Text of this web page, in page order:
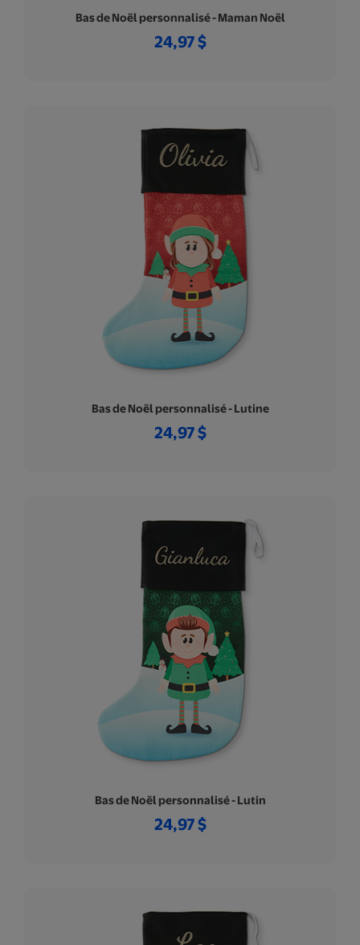
Bas de Noël personnalisé - Maman Noël
24,97 $
Bas de Noël personnalisé - Lutine
24,97 $
Bas de Noël personnalisé - Lutin
24,97 $